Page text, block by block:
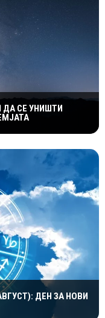
ДА СЕ УНИШТИ
ДЕН ЗА НОВИ